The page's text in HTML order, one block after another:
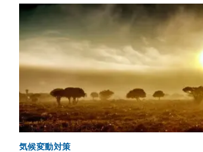
気候変動対策